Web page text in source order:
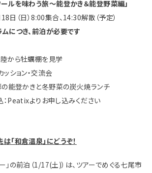
ルを味わう旅～能登かき＆能登野菜編」
日（日）8:00集合、14:30解散（予定）
につき、前泊が必要です
から牡蠣棚を見学
ッション・交流会
の能登かきと冬野菜の炭火焼ランチ
Peatixよりお申し込みください
「和倉温泉」にどうぞ！
」の前泊（1/17(土)）は、ツアーでめぐる七尾市